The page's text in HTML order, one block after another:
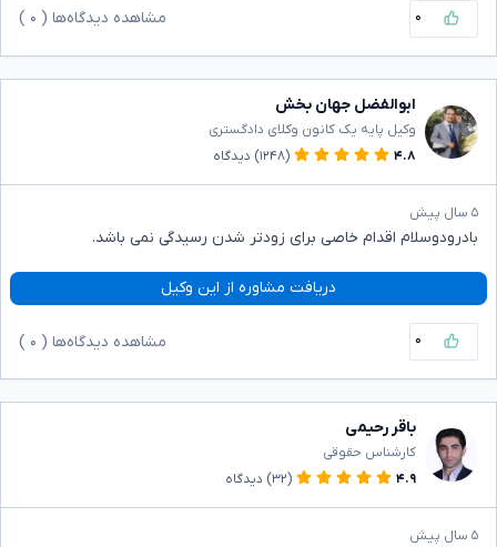
۰ مشاهده دیدگاه‌ها ( ۰
ابوالفضل جهان بخش
وکیل پایه یک کانون وکلای دادگستری
۴.۸
(۱۲۴۸) دیدگاه
۵ سال پیش
بادرودوسلام اقدام خاصی برای زودتر شدن رسیدگی نمی باشد.
دریافت مشاوره از این وکیل
۰ مشاهده دیدگاه‌ها ( ۰
باقر رحیمی
کارشناس حقوقی
۴.۹
(۳۲) دیدگاه
۵ سال پیش